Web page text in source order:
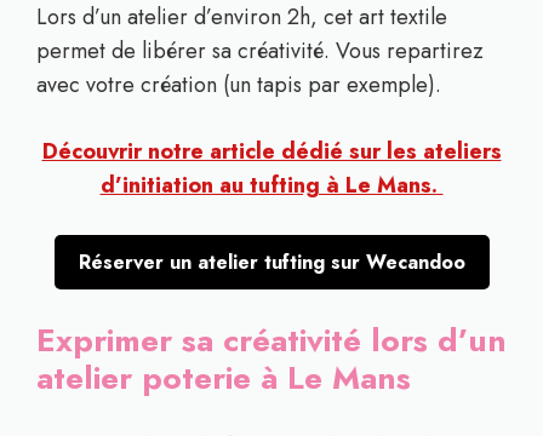
Lors d’un atelier d’environ 2h, cet art textile
permet de libérer sa créativité. Vous repartirez
avec votre création (un tapis par exemple).
Découvrir notre article dédié sur les ateliers
d’initiation au tufting à Le Mans.
Réserver un atelier tufting sur Wecandoo
Exprimer sa créativité lors d’un
atelier poterie à Le Mans